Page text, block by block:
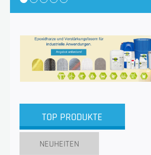
TOP PRODUKTE
NEUHEITEN